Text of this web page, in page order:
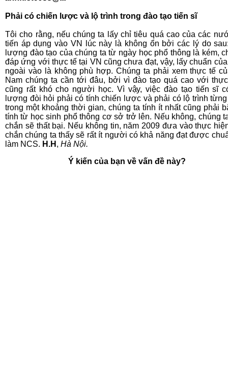
Phải có chiến lược và lộ trình trong đào tạo tiến sĩ
Tôi cho rằng, nếu chúng ta lấy chỉ tiêu quá cao của các
tiến áp dụng vào VN lúc này là không ổn bởi các lý do
lượng đào tạo của chúng ta từ ngày học phổ thông là kém,
đáp ứng với thực tế tại VN cũng chưa đạt, vậy, lấy chuẩn
ngoài vào là không phù hợp. Chúng ta phải xem thực tế
Nam chúng ta cần tới đâu, bởi vì đào tạo quá cao với
cũng rất khó cho người học. Vì vậy, việc đào tạo tiến sĩ
lượng đòi hỏi phải có tính chiến lược và phải có lộ trình
trong một khoảng thời gian, chúng ta tính ít nhất cũng phải
tính từ học sinh phổ thông cơ sở trở lên. Nếu không, chúng
chắn sẽ thất bại. Nếu không tin, năm 2009 đưa vào thực
chắn chúng ta thấy sẽ rất ít người có khả năng đạt được
làm NCS. H.H , Hà Nội.
Ý kiến của bạn về vấn đề này?